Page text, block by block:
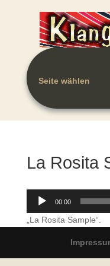
Seite wählen
La Rosita
Audio-
00:00
„La Rosita Sample“.